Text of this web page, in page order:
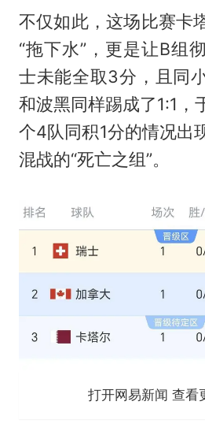
不仅如此，这场比赛卡
“拖下水”，更是让B组
士未能全取3分，且同
和波黑同样踢成了1:1，
个4队同积1分的情况出
混战的“死亡之组”。
打开网易新闻 查看